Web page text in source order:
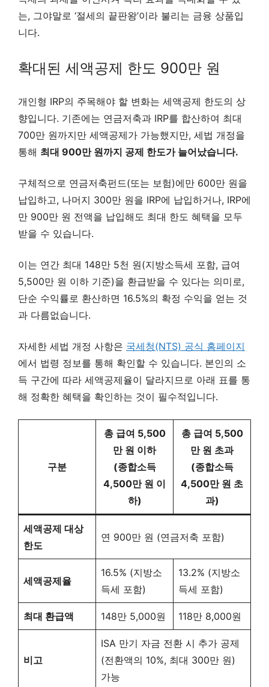
는, 그야말로 ‘절세의 끝판왕’이라 불리는 금융 상품입
니다.
확대된 세액공제 한도 900만 원
개인형 IRP의 주목해야 할 변화는 세액공제 한도의 상
향입니다. 기존에는 연금저축과 IRP를 합산하여 최대
700만 원까지만 세액공제가 가능했지만, 세법 개정을
통해 최대 900만 원까지 공제 한도가 늘어났습니다.
구체적으로 연금저축펀드(또는 보험)에만 600만 원을
납입하고, 나머지 300만 원을 IRP에 납입하거나, IRP에
만 900만 원 전액을 납입해도 최대 한도 혜택을 모두
받을 수 있습니다.
이는 연간 최대 148만 5천 원(지방소득세 포함, 급여
5,500만 원 이하 기준)을 환급받을 수 있다는 의미로,
단순 수익률로 환산하면 16.5%의 확정 수익을 얻는 것
과 다름없습니다.
자세한 세법 개정 사항은 국세청(NTS) 공식 홈페이지
에서 법령 정보를 통해 확인할 수 있습니다. 본인의 소
득 구간에 따라 세액공제율이 달라지므로 아래 표를 통
해 정확한 혜택을 확인하는 것이 필수적입니다.
구분
총 급여 5,500
만 원 이하
(종합소득
4,500만 원 이
하)
총 급여 5,500
만 원 초과
(종합소득
4,500만 원 초
과)
세액공제 대상
한도
연 900만 원 (연금저축 포함)
세액공제율
16.5% (지방소
득세 포함)
13.2% (지방소
득세 포함)
최대 환급액 148만 5,000원 118만 8,000원
비고
ISA 만기 자금 전환 시 추가 공제
(전환액의 10%, 최대 300만 원)
가능